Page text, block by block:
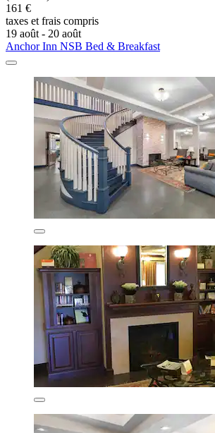
161 €
taxes et frais compris
19 août - 20 août
Anchor Inn NSB Bed & Breakfast